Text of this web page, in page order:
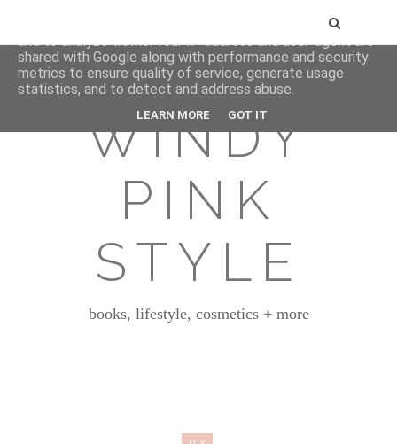
WINDY
PINK
STYLE
books, lifestyle, cosmetics + more
This site uses cookies from Google to deliver its services
and to analyze traffic. Your IP address and user-agent are
shared with Google along with performance and security
metrics to ensure quality of service, generate usage
statistics, and to detect and address abuse.
LEARN MORE GOT IT